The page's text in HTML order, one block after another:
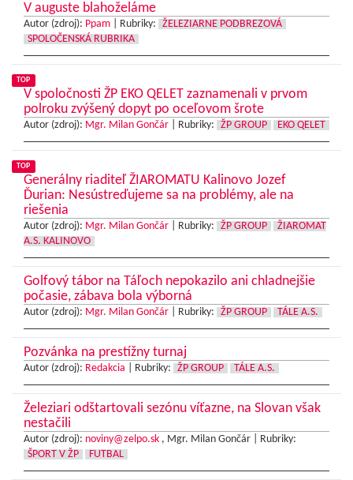
V auguste blahoželáme
Autor (zdroj): Ppam Rubriky:
ŽELEZIARNE PODBREZOVÁ
SPOLOČENSKÁ RUBRIKA
TOP
V spoločnosti ŽP EKO QELET zaznamenali v prvom
polroku zvýšený dopyt po oceľovom šrote
Autor (zdroj): Mgr. Milan Gončár Rubriky: ŽP GROUP EKO QELET
TOP
Generálny riaditeľ ŽIAROMATU Kalinovo Jozef
Ďurian: Nesústreďujeme sa na problémy, ale na
riešenia
Autor (zdroj): Mgr. Milan Gončár Rubriky: ŽP GROUP
ŽIAROMAT
A.S. KALINOVO
Golfový tábor na Táľoch nepokazilo ani chladnejšie
počasie, zábava bola výborná
Autor (zdroj): Mgr. Milan Gončár Rubriky: ŽP GROUP TÁLE A.S.
Pozvánka na prestížny turnaj
Autor (zdroj): Redakcia Rubriky: ŽP GROUP TÁLE A.S.
Železiari odštartovali sezónu víťazne, na Slovan však
nestačili
Autor (zdroj): noviny@zelpo.sk , Mgr. Milan Gončár |
Rubriky:
ŠPORT V ŽP
FUTBAL